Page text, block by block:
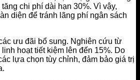
chi phí dài hạn 30%. Vì vậy,
diện để tránh lãng phí ngân sách
ưu đãi bổ sung. Nghiên cứu từ
hoạt tiết kiệm lên đến 15%. Do
lựa chọn tùy chỉnh, đảm bảo giá trị